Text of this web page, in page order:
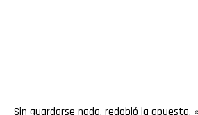
Sin guardarse nada, redobló la apuesta.